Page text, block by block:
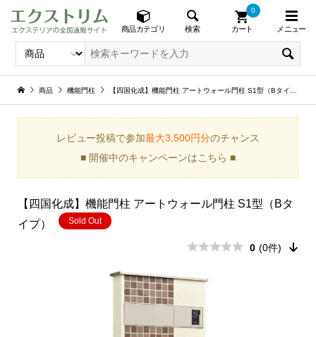
商品カテゴリ 検索 カート
0
メニュー
商品 機能門柱 【四国化成】機能門柱 アートウォール門柱 S1型（Bタイプ）
レビュー投稿で参加最大3,500円分のチャンス
■ 開催中のキャンペーンはこちら ■
【四国化成】機能門柱 アートウォール門柱 S1型（Bタ
イプ）
Sold Out
0 (0件)